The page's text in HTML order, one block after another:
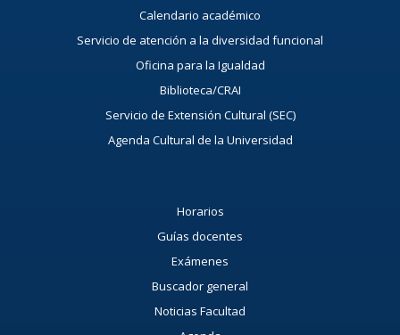
Calendario académico
Servicio de atención a la diversidad funcional
Oficina para la Igualdad
Biblioteca/CRAI
Servicio de Extensión Cultural (SEC)
Agenda Cultural de la Universidad
Horarios
Guías docentes
Exámenes
Buscador general
Noticias Facultad